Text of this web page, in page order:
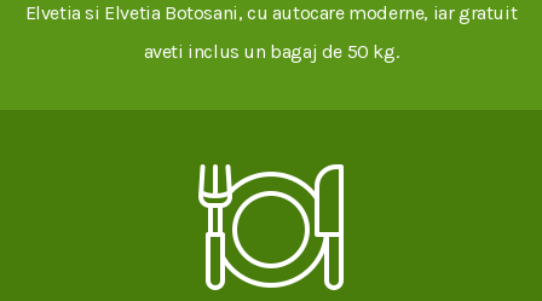
Elvetia si Elvetia Botosani, cu autocare moderne, iar gratuit
aveti inclus un bagaj de 50 kg.